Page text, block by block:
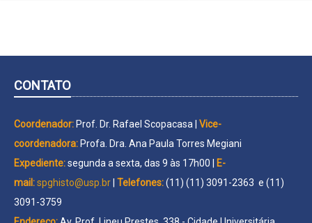
CONTATO
Coordenador:Prof. Dr. Rafael Scopacasa | Vice-
coordenadora:Profa. Dra. Ana Paula Torres Megiani
Expediente:segunda a sexta, das 9 às 17h00 | E-
mail:spghisto@usp.br| Telefones:(11) (11) 3091-2363 e (11)
3091-3759